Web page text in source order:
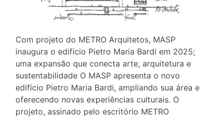
Com projeto do METRO Arquitetos, MASP
inaugura o edifício Pietro Maria Bardi em 2025;
uma expansão que conecta arte, arquitetura e
sustentabilidade O MASP apresenta o novo
edifício Pietro Maria Bardi, ampliando sua área e
oferecendo novas experiências culturais. O
projeto, assinado pelo escritório METRO